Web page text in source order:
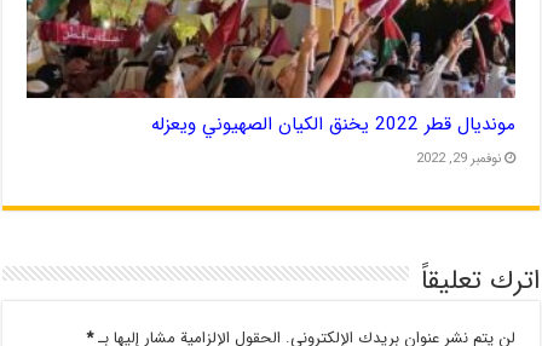
مونديال قطر 2022 يخنق الكيان الصهيوني ويعزله
نوفمبر 29, 2022
اترك تعليقاً
لن يتم نشر عنوان بريدك الإلكتروني. الحقول الإلزامية مشار إليها بـ*